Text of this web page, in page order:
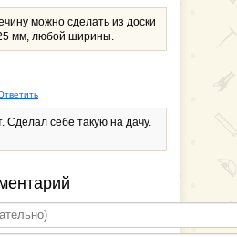
можно сделать из доски
мм, любой ширины.
Сделал себе такую на дачу.